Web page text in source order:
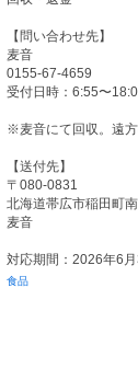
【問い合わせ先】
麦音
0155-67-4659
受付日時：6:55〜
※麦音にて回収。遠方
【送付先】
〒080-0831
北海道帯広市稲田町
麦音
対応期間：2026年6
食品